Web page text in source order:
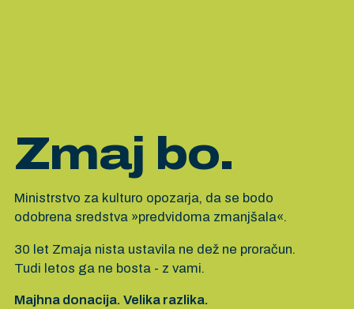
Zmaj bo.
Ministrstvo za kulturo opozarja, da se bodo
odobrena sredstva »predvidoma zmanjšala«.
30 let Zmaja nista ustavila ne dež ne proračun.
Tudi letos ga ne bosta - z vami.
Majhna donacija. Velika razlika.